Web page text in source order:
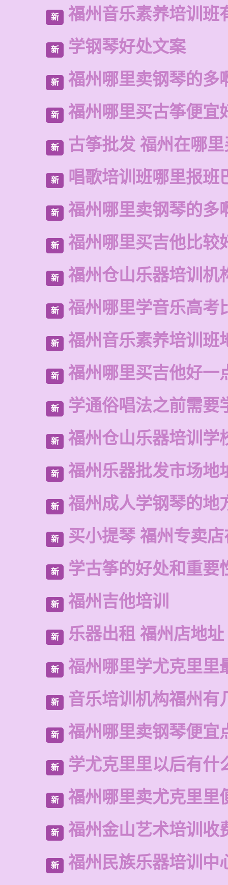
新 福州音乐素养培训班
新 学钢琴好处文案
新 福州哪里卖钢琴的多
新 福州哪里买古筝便宜
新 古筝批发 福州在哪
新 唱歌培训班哪里报班
新 福州哪里卖钢琴的多
新 福州哪里买吉他比较
新 福州仓山乐器培训机
新 福州哪里学音乐高考
新 福州音乐素养培训班
新 福州哪里买吉他好一
新 学通俗唱法之前需要
新 福州仓山乐器培训学
新 福州乐器批发市场地
新 福州成人学钢琴的地
新 买小提琴 福州专卖
新 学古筝的好处和重要
新 福州吉他培训
新 乐器出租 福州店地址
新 福州哪里学尤克里里
新 音乐培训机构福州有
新 福州哪里卖钢琴便宜
新 学尤克里里以后有什
新 福州哪里卖尤克里里
新 福州金山艺术培训收
新 福州民族乐器培训中